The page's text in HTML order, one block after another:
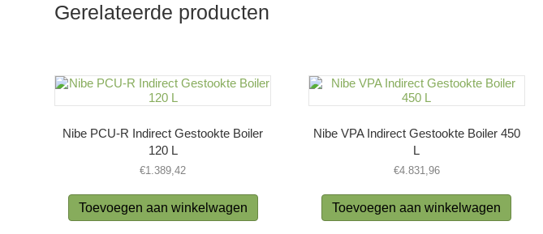
Gerelateerde producten
Nibe PCU-R Indirect Gestookte Boiler
120 L
€1.389,42
Toevoegen aan winkelwagen
Nibe VPA Indirect Gestookte Boiler 450
L
€4.831,96
Toevoegen aan winkelwagen